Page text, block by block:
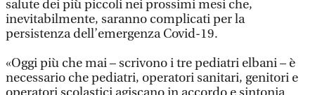
salute dei più piccoli nei prossimi mesi che,
inevitabilmente, saranno complicati per la
persistenza dell’emergenza Covid-19.
«Oggi più che mai – scrivono i tre pediatri elbani – è
necessario che pediatri, operatori sanitari, genitori e